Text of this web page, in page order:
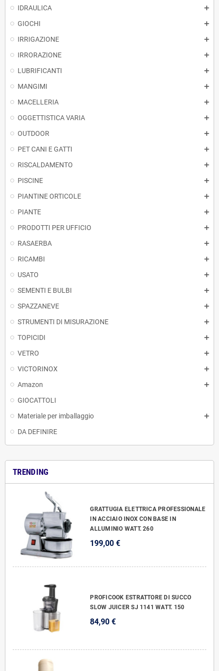
IDRAULICA
GIOCHI
IRRIGAZIONE
IRRORAZIONE
LUBRIFICANTI
MANGIMI
MACELLERIA
OGGETTISTICA VARIA
OUTDOOR
PET CANI E GATTI
RISCALDAMENTO
PISCINE
PIANTINE ORTICOLE
PIANTE
PRODOTTI PER UFFICIO
RASAERBA
RICAMBI
USATO
SEMENTI E BULBI
SPAZZANEVE
STRUMENTI DI MISURAZIONE
TOPICIDI
VETRO
VICTORINOX
Amazon
GIOCATTOLI
Materiale per imballaggio
DA DEFINIRE
TRENDING
GRATTUGIA ELETTRICA PROFESSIONALE
IN ACCIAIO INOX CON BASE IN
ALLUMINIO WATT. 260
199,00 €
PROFICOOK ESTRATTORE DI SUCCO
SLOW JUICER SJ 1141 WATT. 150
84,90 €